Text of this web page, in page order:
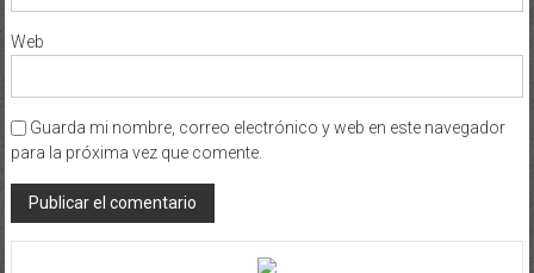
Web
Guarda mi nombre, correo electrónico y web en este navegador
para la próxima vez que comente.